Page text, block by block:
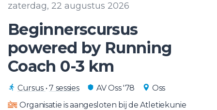
zaterdag, 22 augustus 2026
Beginnerscursus
powered by Running
Coach 0-3 km
Cursus •7 sessies AV Oss '78
Oss
Organisatie is aangesloten bij de Atletiekunie